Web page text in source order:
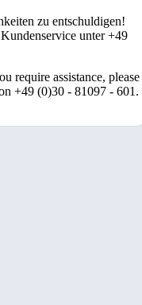
zu entschuldigen!
unter +49
require assistance, please
+49 (0)30 - 81097 - 601.